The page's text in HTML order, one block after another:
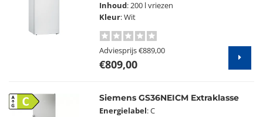
Inhoud: 200 l vriezen
Kleur: Wit
Adviesprijs€889,00
€809,00
Siemens GS36NEICM Extraklasse
Energielabel: C